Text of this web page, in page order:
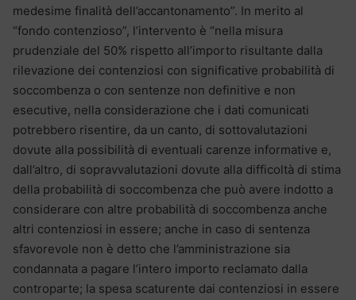
medesime finalità dell’accantonamento”. In merito al
“fondo contenzioso”, l’intervento è “nella misura
prudenziale del 50% rispetto all’importo risultante dalla
rilevazione dei contenziosi con significative probabilità di
soccombenza o con sentenze non definitive e non
esecutive, nella considerazione che i dati comunicati
potrebbero risentire, da un canto, di sottovalutazioni
dovute alla possibilità di eventuali carenze informative e,
dall’altro, di sopravvalutazioni dovute alla difficoltà di stima
della probabilità di soccombenza che può avere indotto a
considerare con altre probabilità di soccombenza anche
altri contenziosi in essere; anche in caso di sentenza
sfavorevole non è detto che l’amministrazione sia
condannata a pagare l’intero importo reclamato dalla
controparte; la spesa scaturente dai contenziosi in essere